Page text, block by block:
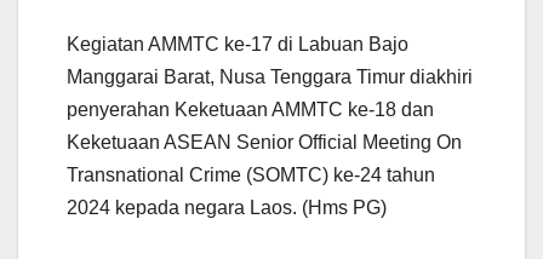
Kegiatan AMMTC ke-17 di Labuan Bajo
Manggarai Barat, Nusa Tenggara Timur diakhiri
penyerahan Keketuaan AMMTC ke-18 dan
Keketuaan ASEAN Senior Official Meeting On
Transnational Crime (SOMTC) ke-24 tahun
2024 kepada negara Laos. (Hms PG)